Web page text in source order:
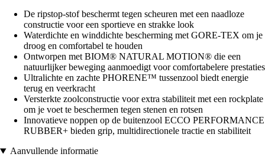
De ripstop-stof beschermt tegen scheuren met een naadloze
constructie voor een sportieve en strakke look
Waterdichte en winddichte bescherming met GORE-TEX om je
droog en comfortabel te houden
Ontworpen met BIOM® NATURAL MOTION® die een
natuurlijker beweging aanmoedigt voor comfortabelere prestaties
Ultralichte en zachte PHORENE™ tussenzool biedt energie
terug en veerkracht
Versterkte zoolconstructie voor extra stabiliteit met een rockplate
om je voet te beschermen tegen stenen en rotsen
Innovatieve noppen op de buitenzool ECCO PERFORMANCE
RUBBER+ bieden grip, multidirectionele tractie en stabiliteit
Aanvullende informatie